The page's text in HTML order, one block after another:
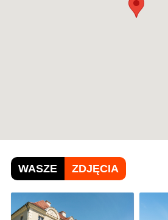
WASZE ZDJĘCIA